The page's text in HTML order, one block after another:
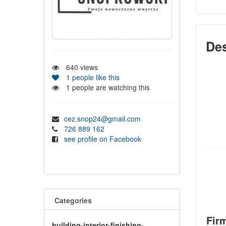
640 views
1 people like this
1 people are watching this
cez.snop24@gmail.com
726 889 162
see profile on Facebook
Categories